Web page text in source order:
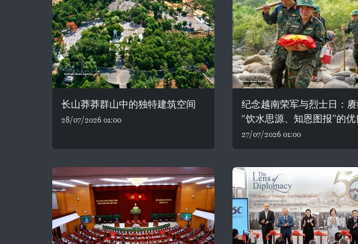
长山莽莽群山中的独特建筑空间
28/07/2026 01:00
纪念越南荣军与烈士日：
“饮水思源、知恩图报”的
27/07/2026 01:00